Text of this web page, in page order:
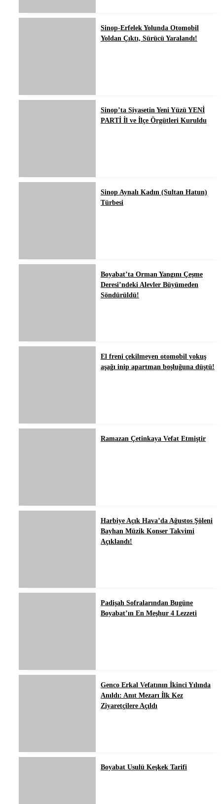
Sinop-Erfelek Yolunda Otomobil
Yoldan Çıktı, Sürücü Yaralandı!
Sinop’ta Siyasetin Yeni Yüzü YENİ
PARTİ İl ve İlçe Örgütleri Kuruldu
Sinop Aynalı Kadın (Sultan Hatun)
Türbesi
Boyabat’ta Orman Yangını Çeşme
Deresi’ndeki Alevler Büyümeden
Söndürüldü!
El freni çekilmeyen otomobil yokuş
aşağı inip apartman boşluğuna düştü!
Ramazan Çetinkaya Vefat Etmiştir
Harbiye Açık Hava’da Ağustos Şöleni
Bayhan Müzik Konser Takvimi
Açıklandı!
Padişah Sofralarından Bugüne
Boyabat’ın En Meşhur 4 Lezzeti
Genco Erkal Vefatının İkinci Yılında
Anıldı: Anıt Mezarı İlk Kez
Ziyaretçilere Açıldı
Boyabat Usulü Keşkek Tarifi